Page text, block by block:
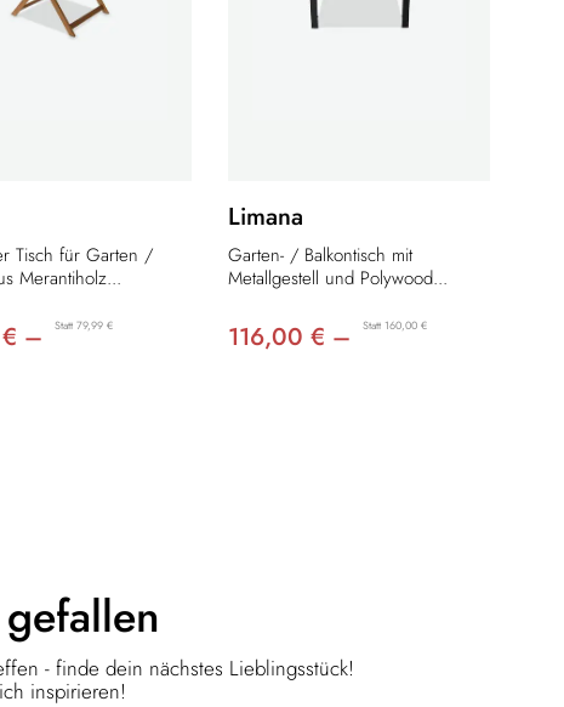
Tisch für Garten /
Merantiholz...
– Statt 79,99 €
Limana
Garten- / Balkontisch mit
Metallgestell und Polywood...
116,00 € – Statt 160,00 €
- finde dein nächstes Lieblingsstück!
inspirieren!